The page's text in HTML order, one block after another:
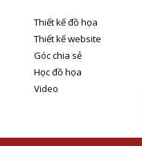
Thiết kế đồ họa
Thiết kế website
Góc chia sẻ
Học đồ họa
Video